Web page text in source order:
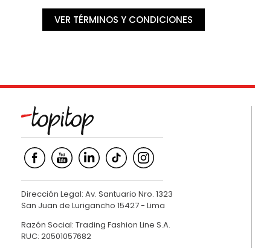
VER TÉRMINOS Y CONDICIONES
Dirección Legal: Av. Santuario Nro. 1323
San Juan de Lurigancho 15427 - Lima
Razón Social: Trading Fashion Line S.A.
RUC: 20501057682